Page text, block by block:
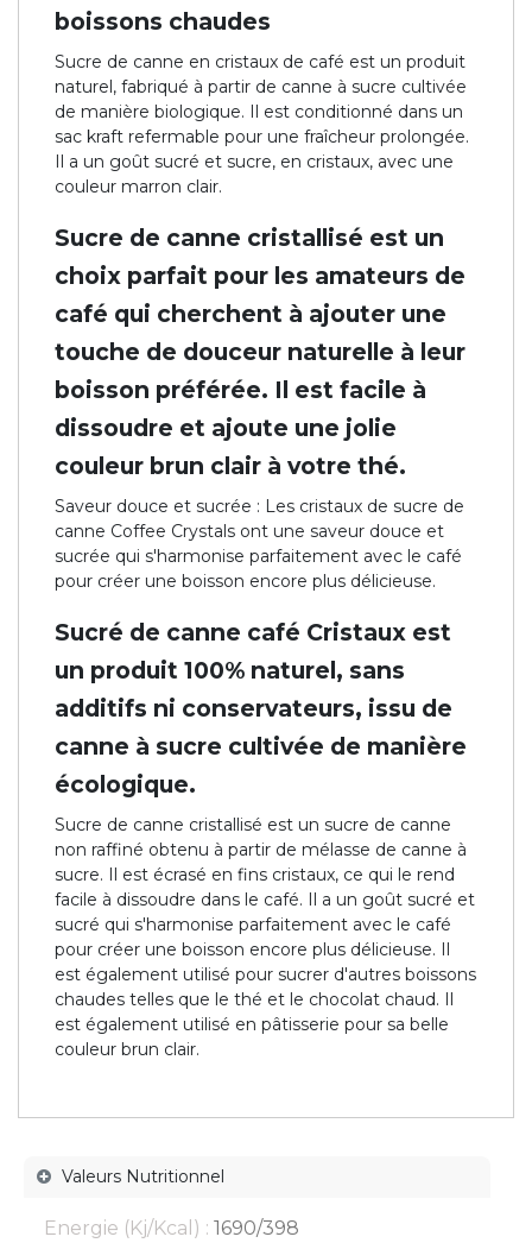
boissons chaudes
Sucre de canne en cristaux de café est un produit
naturel, fabriqué à partir de canne à sucre cultivée
de manière biologique. Il est conditionné dans un
sac kraft refermable pour une fraîcheur prolongée.
Il a un goût sucré et sucre, en cristaux, avec une
couleur marron clair.
Sucre de canne cristallisé est un
choix parfait pour les amateurs de
café qui cherchent à ajouter une
touche de douceur naturelle à leur
boisson préférée. Il est facile à
dissoudre et ajoute une jolie
couleur brun clair à votre thé.
Saveur douce et sucrée : Les cristaux de sucre de
canne Coffee Crystals ont une saveur douce et
sucrée qui s'harmonise parfaitement avec le café
pour créer une boisson encore plus délicieuse.
Sucré de canne café Cristaux est
un produit 100% naturel, sans
additifs ni conservateurs, issu de
canne à sucre cultivée de manière
écologique.
Sucre de canne cristallisé est un sucre de canne
non raffiné obtenu à partir de mélasse de canne à
sucre. Il est écrasé en fins cristaux, ce qui le rend
facile à dissoudre dans le café. Il a un goût sucré et
sucré qui s'harmonise parfaitement avec le café
pour créer une boisson encore plus délicieuse. Il
est également utilisé pour sucrer d'autres boissons
chaudes telles que le thé et le chocolat chaud. Il
est également utilisé en pâtisserie pour sa belle
couleur brun clair.
Valeurs Nutritionnel
Energie (Kj/Kcal) : 1690/398